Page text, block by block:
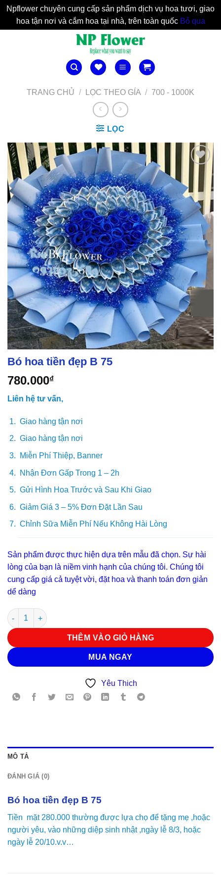
Npflower chuyên cung cấp sản phẩm dịch vụ hoa tươi, giao
hoa tận nơi và cắm hoa tại nhà, trên toàn quốc Bỏ qua
TRANG CHỦ / LỌC THEO GÍA / 700 - 1000K
LỌC
Yêu
Thich
Bó hoa tiền đẹp B 75
780.000₫
Liên hệ tư vấn,
Giao hàng tận nơi
Giao hàng tận nơi
Miễn Phí Thiệp, Banner
Nhận Đơn Gấp Trong 1 – 2h
Gửi Hình Hoa Trước và Sau Khi Giao
Giảm Giá 3 – 5% Đơn Đặt Lần Sau
Chỉnh Sữa Miễn Phí Nếu Không Hài Lòng
Sản phẩm được thực hiện dựa trên mẫu đã chọn. Sự hài
lòng của bạn là niềm vinh hạnh của chúng tôi. Chúng tôi
cung cấp giá cả tuyệt vời, đặt hoa và thanh toán đơn giản
dể dàng
Bó hoa tiền đẹp B 75 số lượng
THÊM VÀO GIỎ HÀNG
MUA NGAY
Yêu Thich
MÔ TẢ
ĐÁNH GIÁ (0)
Bó hoa tiền đẹp B 75
Tiền mặt 280.000 thường được lựa chọ để tặng mẹ ,hoặc
người yêu, vào những diệp sinh nhật ,ngày lễ 8/3, hoặc
ngày lễ 20/10.v.v…